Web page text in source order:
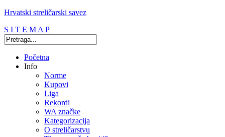
Hrvatski streličarski savez
S I T E M A P
Početna
Info
Norme
Kupovi
Liga
Rekordi
WA značke
Kategorizacija
O streličarstvu